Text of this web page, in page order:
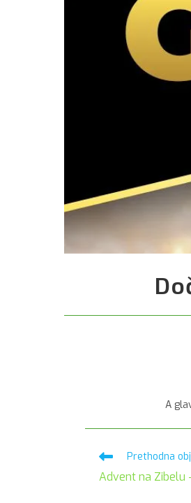
A
Pročitaj
više
članaka
Prethodna
Advent na Zibelu